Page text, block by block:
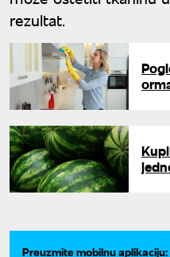
rezultat.
Preuzmite mobilnu aplikaciju: